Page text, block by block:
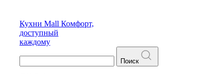
Кухни Mall Комфорт,
доступный
каждому
Поиск